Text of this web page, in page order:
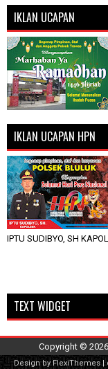
IKLAN UCAPAN
IKLAN UCAPAN HPN
IPTU SUDIBYO, SH
TEXT WIDGET
Copyright © 2026
Design byFlexiThemes|